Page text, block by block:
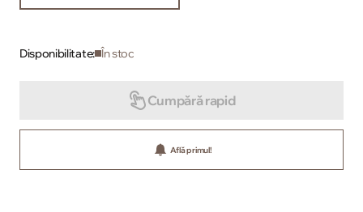
Disponibilitate: În stoc
Cumpără rapid
Află primul!